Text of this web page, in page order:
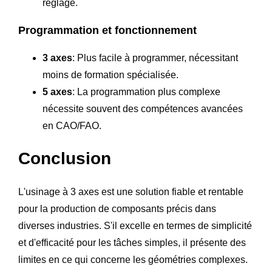
réglage.
Programmation et fonctionnement
3 axes: Plus facile à programmer, nécessitant
moins de formation spécialisée.
5 axes: La programmation plus complexe
nécessite souvent des compétences avancées
en CAO/FAO.
Conclusion
L'usinage à 3 axes est une solution fiable et rentable
pour la production de composants précis dans
diverses industries. S'il excelle en termes de simplicité
et d'efficacité pour les tâches simples, il présente des
limites en ce qui concerne les géométries complexes.